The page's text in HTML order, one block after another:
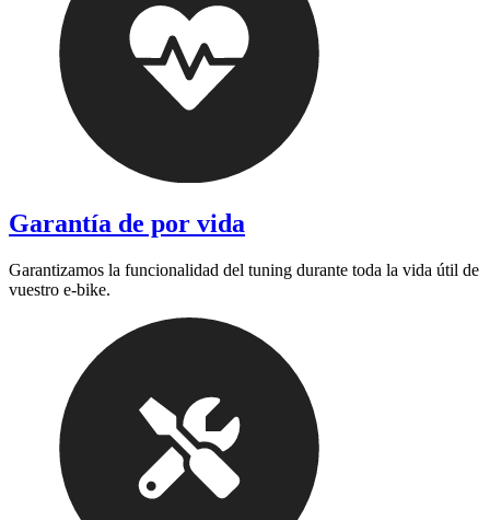
Garantía de por vida
Garantizamos la funcionalidad del tuning durante toda la vida útil de
vuestro e-bike.